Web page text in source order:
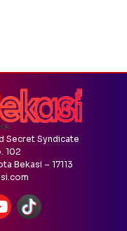
Secret Syndicate
102
Bekasi – 17113